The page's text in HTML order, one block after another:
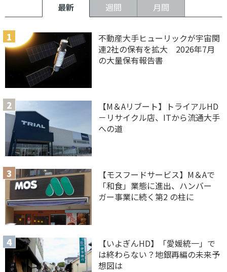
最新 週間 月間
不動産大手ヒューリックが宇宙関
連2社の保有を拡大 2026年7月
の大量保有報告書
【M＆Aリブート】トライアルHD
－リサイクル店、ITから流通大手
への道
【モスフードサービス】M＆Aで
「和食」業態に進出、ハンバー
ガー事業に続く第2 の柱に
【いよぎんHD】「愛媛統一」で
は終わらない？地銀再編の未来予
想図は